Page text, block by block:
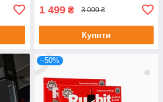
1 499 ₴ 3 000 ₴
Купити
–50%